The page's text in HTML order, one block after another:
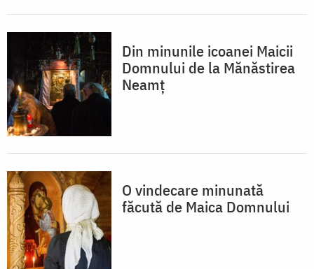
Din minunile icoanei Maicii
Domnului de la Mănăstirea
Neamț
O vindecare minunată
făcută de Maica Domnului